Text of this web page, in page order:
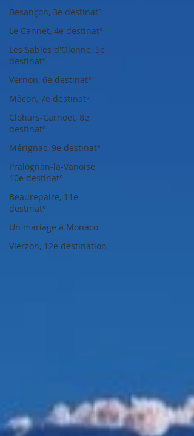
Besançon, 3e destinat°
Le Cannet, 4e destinat°
Les Sables d'Olonne, 5e
destinat°
Vernon, 6e destinat°
Mâcon, 7e destinat°
Clohars-Carnoët, 8e
destinat°
Mérignac, 9e destinat°
Pralognan-la-Vanoise,
10e destinat°
Beaurepaire, 11e
destinat°
Un mariage à Monaco
Vierzon, 12e destination